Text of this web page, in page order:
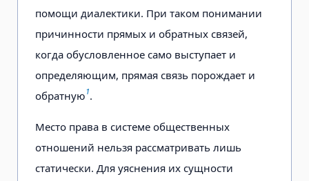
помощи диалектики. При таком понимании
причинности прямых и обратных связей,
когда обусловленное само выступает и
определяющим, прямая связь порождает и
обратную1.
Место права в системе общественных
отношений нельзя рассматривать лишь
статически. Для уяснения их сущности